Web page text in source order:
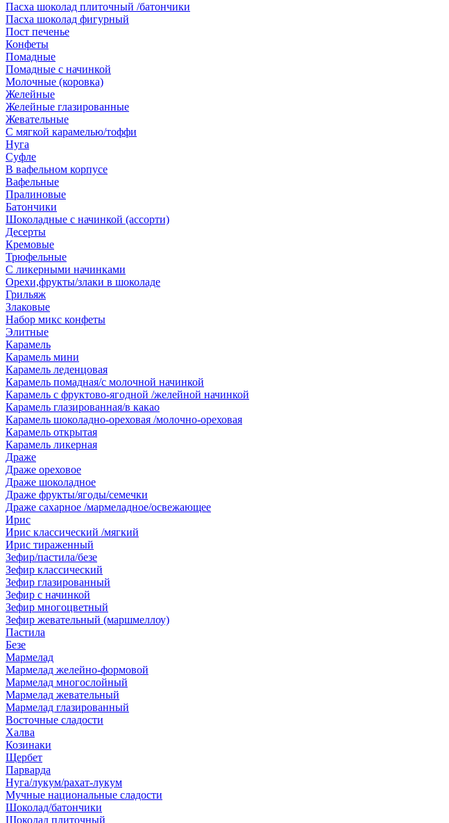
Пасха шоколад плиточный /батончики
Пасха шоколад фигурный
Пост печенье
Конфеты
Помадные
Помадные с начинкой
Молочные (коровка)
Желейные
Желейные глазированные
Жевательные
С мягкой карамелью/тоффи
Нуга
Суфле
В вафельном корпусе
Вафельные
Пралиновые
Батончики
Шоколадные с начинкой (ассорти)
Десерты
Кремовые
Трюфельные
С ликерными начинками
Орехи,фрукты/злаки в шоколаде
Грильяж
Злаковые
Набор микс конфеты
Элитные
Карамель
Карамель мини
Карамель леденцовая
Карамель помадная/с молочной начинкой
Карамель с фруктово-ягодной /желейной начинкой
Карамель глазированная/в какао
Карамель шоколадно-ореховая /молочно-ореховая
Карамель открытая
Карамель ликерная
Драже
Драже ореховое
Драже шоколадное
Драже фрукты/ягоды/семечки
Драже сахарное /мармеладное/освежающее
Ирис
Ирис классический /мягкий
Ирис тираженный
Зефир/пастила/безе
Зефир классический
Зефир глазированный
Зефир с начинкой
Зефир многоцветный
Зефир жевательный (маршмеллоу)
Пастила
Безе
Мармелад
Мармелад желейно-формовой
Мармелад многослойный
Мармелад жевательный
Мармелад глазированный
Восточные сладости
Халва
Козинаки
Щербет
Парварда
Нуга/лукум/рахат-лукум
Мучные национальные сладости
Шоколад/батончики
Шоколад плиточный